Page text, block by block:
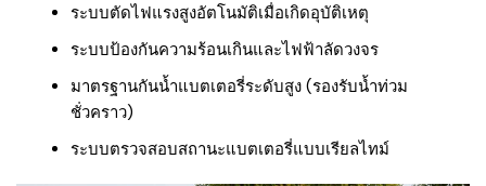
ระบบตัดไฟแรงสูงอัตโนมัติเมื่อเกิดอุบัติเหตุ
ระบบป้องกันความร้อนเกินและไฟฟ้าลัดวงจร
มาตรฐานกันน้ำแบตเตอรี่ระดับสูง (รองรับน้ำท่วม
ชั่วคราว)
ระบบตรวจสอบสถานะแบตเตอรี่แบบเรียลไทม์